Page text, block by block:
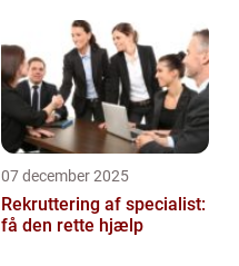
07 december 2025
Rekruttering af specialist:
få den rette hjælp